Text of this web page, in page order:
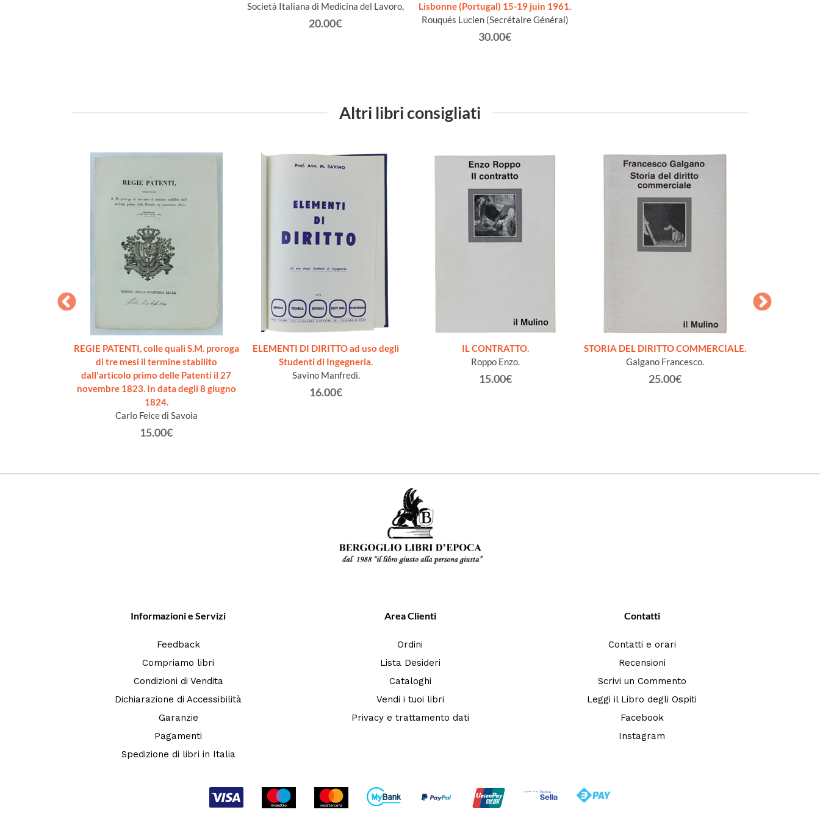
Società Italiana di Medicina del Lavoro,
20.00€
Lisbonne (Portugal) 15-19 juin 1961.
Rouqués Lucien (Secrétaire Général)
30.00€
Altri libri consigliati
REGIE PATENTI, colle quali S.M. proroga
di tre mesi il termine stabilito
dall'articolo primo delle Patenti il 27
novembre 1823. In data degli 8 giugno
1824.
Carlo Feice di Savoia
15.00€
ELEMENTI DI DIRITTO ad uso degli
Studenti di Ingegneria.
Savino Manfredi.
16.00€
IL CONTRATTO.
Roppo Enzo.
15.00€
STORIA DEL DIRITTO COMMERCIALE.
Galgano Francesco.
25.00€
Informazioni e Servizi
Feedback
Compriamo libri
Condizioni di Vendita
Dichiarazione di Accessibilità
Garanzie
Pagamenti
Spedizione di libri in Italia
Area Clienti
Ordini
Lista Desideri
Cataloghi
Vendi i tuoi libri
Privacy e trattamento dati
Contatti
Contatti e orari
Recensioni
Scrivi un Commento
Leggi il Libro degli Ospiti
Facebook
Instagram